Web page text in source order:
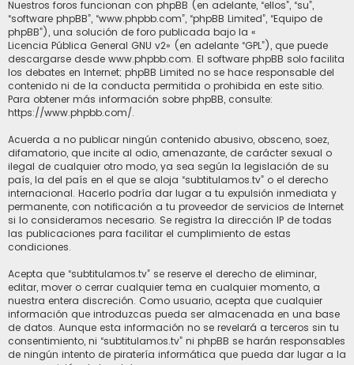
Nuestros foros funcionan con phpBB (en adelante, “ellos”, “su”,
“software phpBB”, “www.phpbb.com”, “phpBB Limited”, “Equipo de
phpBB”), una solución de foro publicada bajo la «
Licencia Pública General GNU v2» (en adelante “GPL”), que puede
descargarse desde www.phpbb.com. El software phpBB solo facilita
los debates en Internet; phpBB Limited no se hace responsable del
contenido ni de la conducta permitida o prohibida en este sitio.
Para obtener más información sobre phpBB, consulte:
https://www.phpbb.com/.
Acuerda a no publicar ningún contenido abusivo, obsceno, soez,
difamatorio, que incite al odio, amenazante, de carácter sexual o
ilegal de cualquier otro modo, ya sea según la legislación de su
país, la del país en el que se aloja “subtitulamos.tv” o el derecho
internacional. Hacerlo podría dar lugar a tu expulsión inmediata y
permanente, con notificación a tu proveedor de servicios de Internet
si lo consideramos necesario. Se registra la dirección IP de todas
las publicaciones para facilitar el cumplimiento de estas
condiciones.
Acepta que “subtitulamos.tv” se reserve el derecho de eliminar,
editar, mover o cerrar cualquier tema en cualquier momento, a
nuestra entera discreción. Como usuario, acepta que cualquier
información que introduzcas pueda ser almacenada en una base
de datos. Aunque esta información no se revelará a terceros sin tu
consentimiento, ni “subtitulamos.tv” ni phpBB se harán responsables
de ningún intento de piratería informática que pueda dar lugar a la